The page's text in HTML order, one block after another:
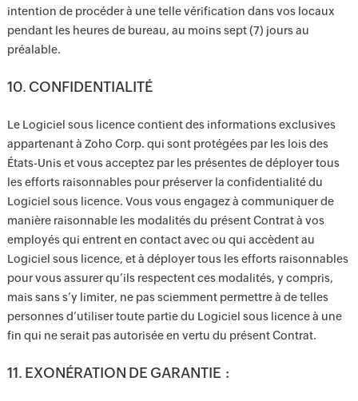
intention de procéder à une telle vérification dans vos locaux
pendant les heures de bureau, au moins sept (7) jours au
préalable.
10. CONFIDENTIALITÉ
Le Logiciel sous licence contient des informations exclusives
appartenant à Zoho Corp. qui sont protégées par les lois des
États-Unis et vous acceptez par les présentes de déployer tous
les efforts raisonnables pour préserver la confidentialité du
Logiciel sous licence. Vous vous engagez à communiquer de
manière raisonnable les modalités du présent Contrat à vos
employés qui entrent en contact avec ou qui accèdent au
Logiciel sous licence, et à déployer tous les efforts raisonnables
pour vous assurer qu’ils respectent ces modalités, y compris,
mais sans s’y limiter, ne pas sciemment permettre à de telles
personnes d’utiliser toute partie du Logiciel sous licence à une
fin qui ne serait pas autorisée en vertu du présent Contrat.
11. EXONÉRATION DE GARANTIE :